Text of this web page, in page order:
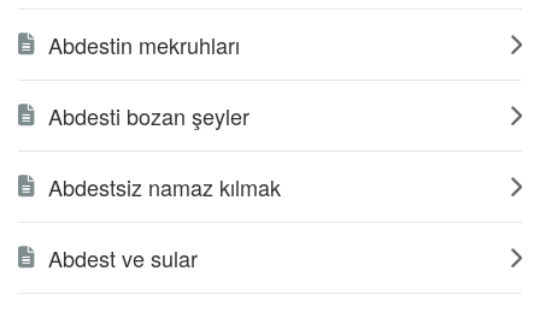
Abdestin mekruhları
Abdesti bozan şeyler
Abdestsiz namaz kılmak
Abdest ve sular